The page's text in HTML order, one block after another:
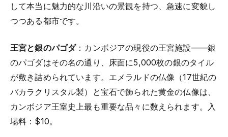
して本当に魅力的な川沿いの景観を持つ、急速に変貌し
つつある都市です。
王宮と銀のパゴダ：カンボジアの現役の王宮施設——銀
のパゴダはその名の通り、床面に5,000枚の銀のタイル
が敷き詰められています。エメラルドの仏像（17世紀の
バカラクリスタル製）と宝石で飾られた黄金の仏像は、
カンボジア王室史上最も重要な品々に数えられます。入
場料：$10。